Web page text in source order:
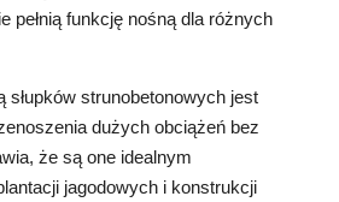
pełnią funkcję nośną dla różnych
słupków strunobetonowych jest
dużych obciążeń bez
że są one idealnym
jagodowych i konstrukcji